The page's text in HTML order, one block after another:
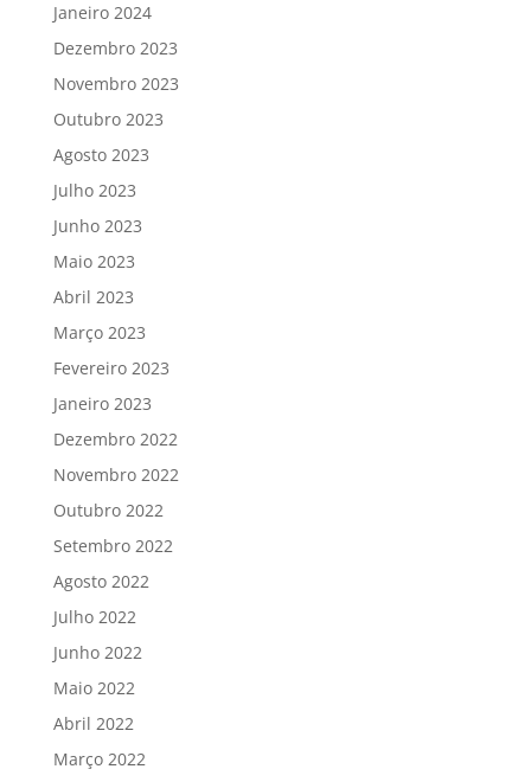
Janeiro 2024
Dezembro 2023
Novembro 2023
Outubro 2023
Agosto 2023
Julho 2023
Junho 2023
Maio 2023
Abril 2023
Março 2023
Fevereiro 2023
Janeiro 2023
Dezembro 2022
Novembro 2022
Outubro 2022
Setembro 2022
Agosto 2022
Julho 2022
Junho 2022
Maio 2022
Abril 2022
Março 2022